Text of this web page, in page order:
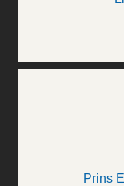
Prins